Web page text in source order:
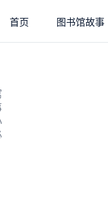
首页 图书馆故事